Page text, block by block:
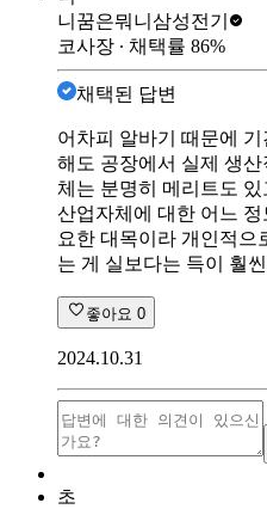
니꿈은뭐니 삼성전기
코사장 ∙ 채택률 86%
채택된 답변
어차피 알바기 때문에
해도 공장에서 실제 생
체는 분명히 메리트도
산업자체에 대한 어느
요한 대목이라 개인적으
는 게 실보다는 득이 훨
좋아요 0
2024.10.31
초